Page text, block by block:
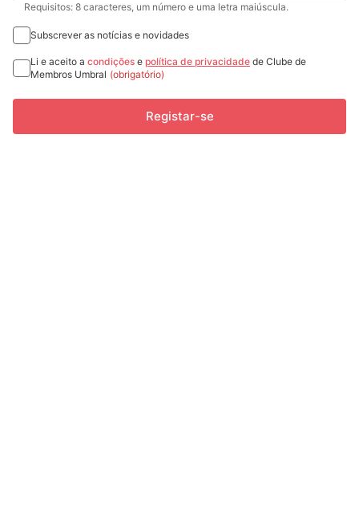
Requisitos: 8 caracteres, um número e uma letra maiúscula.
Subscrever as notícias e novidades
Li e aceito a condições e política de privacidade de Clube de
Membros Umbral (obrigatório)
Registar-se